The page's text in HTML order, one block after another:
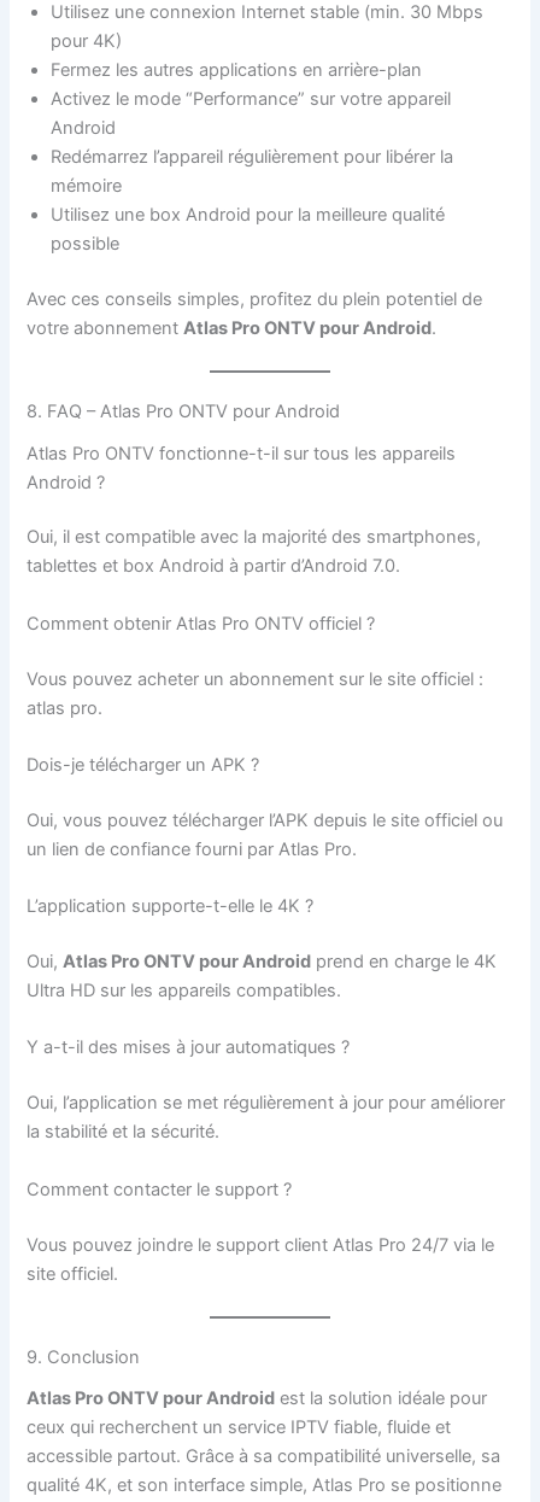
Utilisez une connexion Internet stable (min. 30 Mbps
pour 4K)
Fermez les autres applications en arrière-plan
Activez le mode “Performance” sur votre appareil
Android
Redémarrez l’appareil régulièrement pour libérer la
mémoire
Utilisez une box Android pour la meilleure qualité
possible
Avec ces conseils simples, profitez du plein potentiel de
votre abonnementAtlas Pro ONTV pour Android.
8. FAQ – Atlas Pro ONTV pour Android
Atlas Pro ONTV fonctionne-t-il sur tous les appareils
Android ?
Oui, il est compatible avec la majorité des smartphones,
tablettes et box Android à partir d’Android 7.0.
Comment obtenir Atlas Pro ONTV officiel ?
Vous pouvez acheter un abonnement sur le site officiel :
atlas pro.
Dois-je télécharger un APK ?
Oui, vous pouvez télécharger l’APK depuis le site officiel ou
un lien de confiance fourni par Atlas Pro.
L’application supporte-t-elle le 4K ?
Oui,Atlas Pro ONTV pour Android prend en charge le 4K
Ultra HD sur les appareils compatibles.
Y a-t-il des mises à jour automatiques ?
Oui, l’application se met régulièrement à jour pour améliorer
la stabilité et la sécurité.
Comment contacter le support ?
Vous pouvez joindre le support client Atlas Pro 24/7 via le
site officiel.
9. Conclusion
Atlas Pro ONTV pour Android est la solution idéale pour
ceux qui recherchent un service IPTV fiable, fluide et
accessible partout. Grâce à sa compatibilité universelle, sa
qualité 4K, et son interface simple, Atlas Pro se positionne